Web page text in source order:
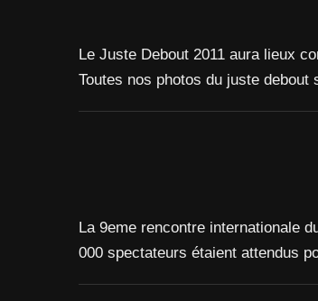
Le Juste Debout 2011 aura lieux
Toutes nos photos du juste debout
La 9eme rencontre internationale
000 spectateurs étaient attendus